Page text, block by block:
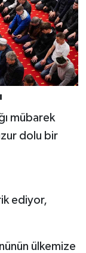
mübarek
dolu bir
ediyor,
ülkemize